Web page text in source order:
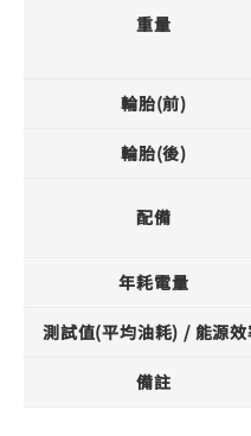
重量
輪胎(前)
輪胎(後)
配備
年耗電量
測試值(平均油耗) / 能源效
備註